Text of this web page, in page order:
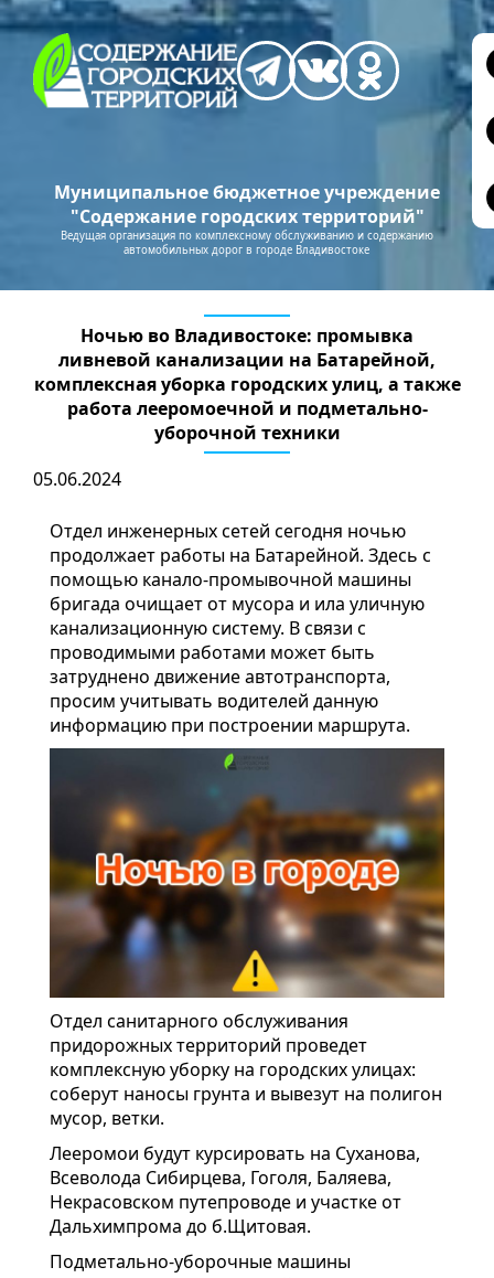
Муниципальное бюджетное учреждение
"Содержание городских территорий"
Ведущая организация по комплексному обслуживанию и содержанию
автомобильных дорог в городе Владивостоке
Ночью во Владивостоке: промывка
ливневой канализации на Батарейной,
комплексная уборка городских улиц, а также
работа лееромоечной и подметально-
уборочной техники
05.06.2024
Отдел инженерных сетей сегодня ночью
продолжает работы на Батарейной. Здесь с
помощью канало-промывочной машины
бригада очищает от мусора и ила уличную
канализационную систему. В связи с
проводимыми работами может быть
затруднено движение автотранспорта,
просим учитывать водителей данную
информацию при построении маршрута.
Отдел санитарного обслуживания
придорожных территорий проведет
комплексную уборку на городских улицах:
соберут наносы грунта и вывезут на полигон
мусор, ветки.
Лееромои будут курсировать на Суханова,
Всеволода Сибирцева, Гоголя, Баляева,
Некрасовском путепроводе и участке от
Дальхимпрома до б.Щитовая.
Подметально-уборочные машины